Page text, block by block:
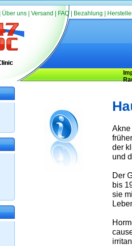
Über uns Versand FAQ Bezahlung
der
und
Der
bis
sie